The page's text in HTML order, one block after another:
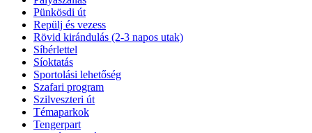
Pünkösdi út
Repülj és vezess
Rövid kirándulás (2-3 napos utak)
Síbérlettel
Síoktatás
Sportolási lehetőség
Szafari program
Szilveszteri út
Témaparkok
Tengerpart